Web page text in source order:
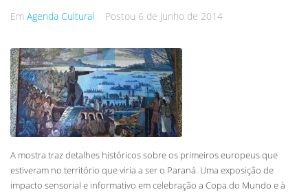
Em Agenda Cultural Postou 6 de junho de 2014
A mostra traz detalhes históricos sobre os primeiros europeus que
estiveram no território que viria a ser o Paraná. Uma exposição de
impacto sensorial e informativo em celebração a Copa do Mundo e à